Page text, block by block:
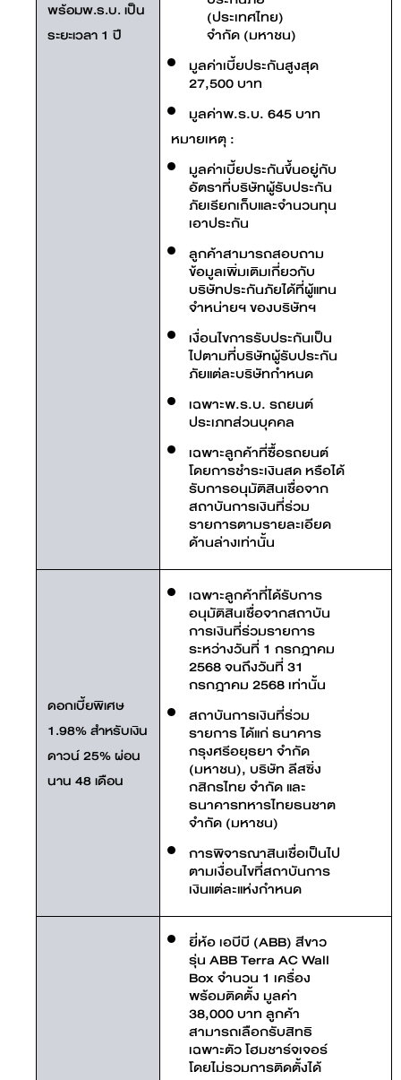
พร้อมพ.ร.บ. เป็น
ระยะเวลา 1 ปี
(ประเทศไทย)
จำกัด (มหาชน)
มูลค่าเบี้ยประกันสูงสุด
27,500 บาท
มูลค่าพ.ร.บ. 645 บาท
หมายเหตุ :
มูลค่าเบี้ยประกันขึ้นอยู่กับ
อัตราที่บริษัทผู้รับประกัน
ภัยเรียกเก็บและจำนวนทุน
เอาประกัน
ลูกค้าสามารถสอบถาม
ข้อมูลเพิ่มเติมเกี่ยวกับ
บริษัทประกันภัยได้ที่ผู้แทน
จำหน่ายฯ ของบริษัทฯ
เงื่อนไขการรับประกันเป็น
ไปตามที่บริษัทผู้รับประกัน
ภัยแต่ละบริษัทกำหนด
เฉพาะพ.ร.บ. รถยนต์
ประเภทส่วนบุคคล
เฉพาะลูกค้าที่ซื้อรถยนต์
โดยการชำระเงินสด หรือได้
รับการอนุมัติสินเชื่อจาก
สถาบันการเงินที่ร่วม
รายการตามรายละเอียด
ด้านล่างเท่านั้น
ดอกเบี้ยพิเศษ
1.98% สำหรับเงิน
ดาวน์ 25% ผ่อน
นาน 48 เดือน
เฉพาะลูกค้าที่ได้รับการ
อนุมัติสินเชื่อจากสถาบัน
การเงินที่ร่วมรายการ
ระหว่างวันที่ 1 กรกฎาคม
2568 จนถึงวันที่ 31
กรกฎาคม 2568 เท่านั้น
สถาบันการเงินที่ร่วม
รายการ ได้แก่ ธนาคาร
กรุงศรีอยุธยา จำกัด
(มหาชน), บริษัท ลีสซิ่ง
กสิกรไทย จำกัด และ
ธนาคารทหารไทยธนชาต
จํากัด (มหาชน)
การพิจารณาสินเชื่อเป็นไป
ตามเงื่อนไขที่สถาบันการ
เงินแต่ละแห่งกำหนด
ยี่ห้อ เอบีบี (ABB) สีขาว
รุ่น ABB Terra AC Wall
Box จำนวน 1 เครื่อง
พร้อมติดตั้ง มูลค่า
38,000 บาท ลูกค้า
สามารถเลือกรับสิทธิ
เฉพาะตัว โฮมชาร์จเจอร์
โดยไม่รวมการติดตั้งได้